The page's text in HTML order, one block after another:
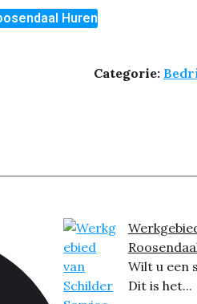
Huren
Categorie:
Wilt u een
Dit is het...